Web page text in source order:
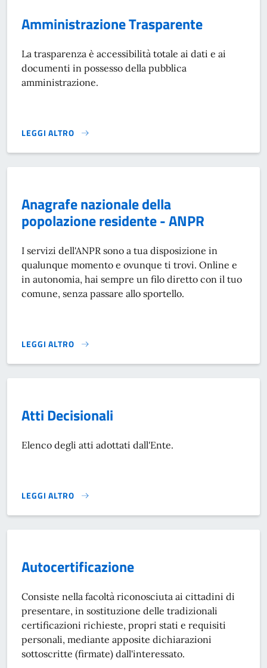
Amministrazione Trasparente
La trasparenza è accessibilità totale ai dati e ai
documenti in possesso della pubblica
amministrazione.
LEGGI ALTRO
AMMINISTRAZIONE TRASPARENTE}
Anagrafe nazionale della
popolazione residente - ANPR
I servizi dell'ANPR sono a tua disposizione in
qualunque momento e ovunque ti trovi. Online e
in autonomia, hai sempre un filo diretto con il tuo
comune, senza passare allo sportello.
LEGGI ALTRO
ANAGRAFE NAZIONALE DELLA POPOLAZIONE RESIDENTE -
Atti Decisionali
Elenco degli atti adottati dall'Ente.
LEGGI ALTRO
ATTI DECISIONALI}
Autocertificazione
Consiste nella facoltà riconosciuta ai cittadini di
presentare, in sostituzione delle tradizionali
certificazioni richieste, propri stati e requisiti
personali, mediante apposite dichiarazioni
sottoscritte (firmate) dall'interessato.